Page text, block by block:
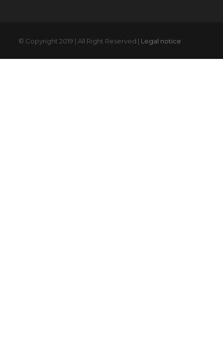
© Copyright 2019 | All Right Reserved | Legal notice